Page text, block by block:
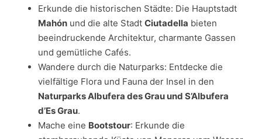
Erkunde die historischen Städte: Die Hauptstadt
Mahón und die alte Stadt Ciutadella bieten
beeindruckende Architektur, charmante Gassen
und gemütliche Cafés.
Wandere durch die Naturparks: Entdecke die
vielfältige Flora und Fauna der Insel in den
Naturparks Albufera des Grau und S’Albufera
d’Es Grau.
Mache eine Bootstour: Erkunde die